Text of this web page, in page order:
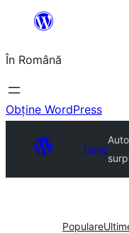
conținut
În Română
Obține WordPress
Teme
Populare